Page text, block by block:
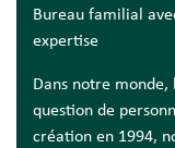
Bureau familial
expertise
Dans notre
question de
création en 1994,